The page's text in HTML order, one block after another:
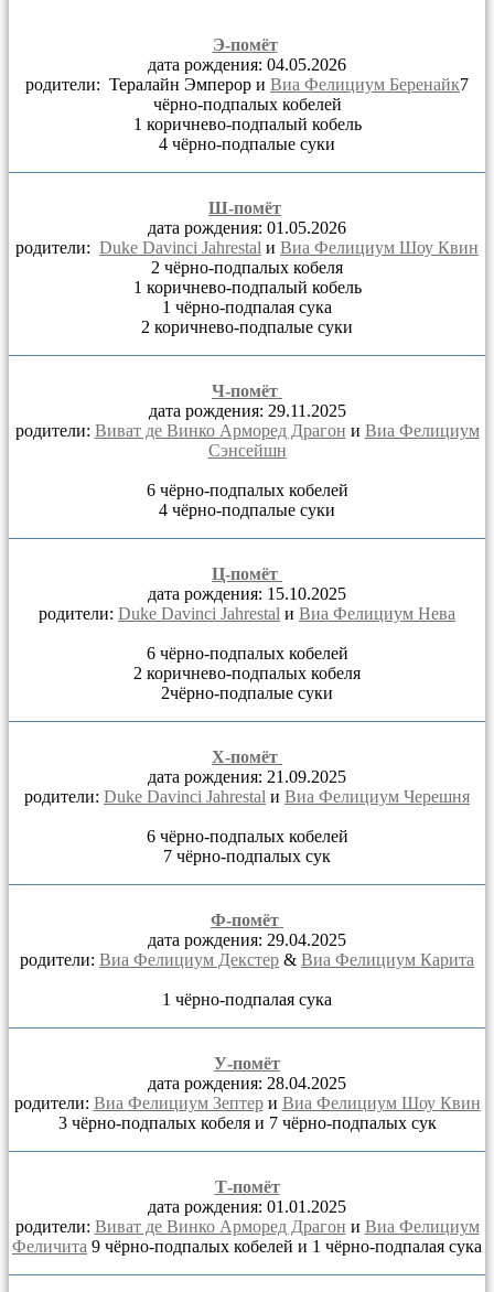
Э-помёт
дата рождения: 04.05.2026
родители: Тералайн Эмперор и Виа Фелициум Беренайк7
чёрно-подпалых кобелей
1 коричнево-подпалый кобель
4 чёрно-подпалые суки
Ш-помёт
дата рождения: 01.05.2026
родители: Duke Davinci Jahrestal и Виа Фелициум Шоу Квин
2 чёрно-подпалых кобеля
1 коричнево-подпалый кобель
1 чёрно-подпалая сука
2 коричнево-подпалые суки
Ч-помёт
дата рождения: 29.11.2025
родители: Виват де Винко Арморед Драгон и Виа Фелициум
Сэнсейшн
6 чёрно-подпалых кобелей
4 чёрно-подпалые суки
Ц-помёт
дата рождения: 15.10.2025
родители: Duke Davinci Jahrestal и Виа Фелициум Нева
6 чёрно-подпалых кобелей
2 коричнево-подпалых кобеля
2чёрно-подпалые суки
Х-помёт
дата рождения: 21.09.2025
родители: Duke Davinci Jahrestal и Виа Фелициум Черешня
6 чёрно-подпалых кобелей
7 чёрно-подпалых сук
Ф-помёт
дата рождения: 29.04.2025
родители: Виа Фелициум Декстер & Виа Фелициум Карита
1 чёрно-подпалая сука
У-помёт
дата рождения: 28.04.2025
родители: Виа Фелициум Зептери Виа Фелициум Шоу Квин
3 чёрно-подпалых кобеля и 7 чёрно-подпалых сук
Т-помёт
дата рождения: 01.01.2025
родители: Виват де Винко Арморед Драгон и Виа Фелициум
Феличита 9 чёрно-подпалых кобелей и 1 чёрно-подпалая сука